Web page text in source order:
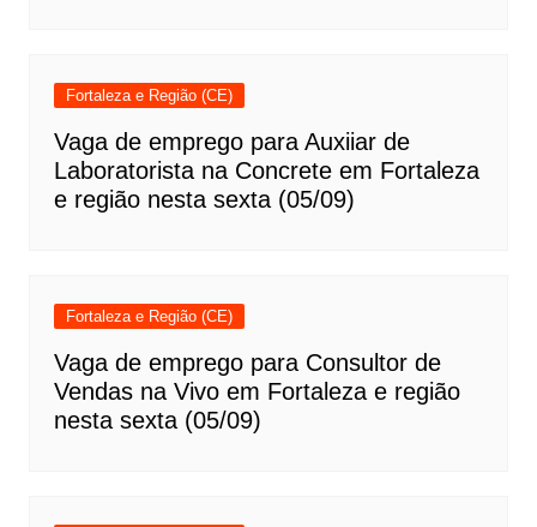
Fortaleza e Região (CE)
Vaga de emprego para Auxiiar de
Laboratorista na Concrete em Fortaleza
e região nesta sexta (05/09)
Fortaleza e Região (CE)
Vaga de emprego para Consultor de
Vendas na Vivo em Fortaleza e região
nesta sexta (05/09)